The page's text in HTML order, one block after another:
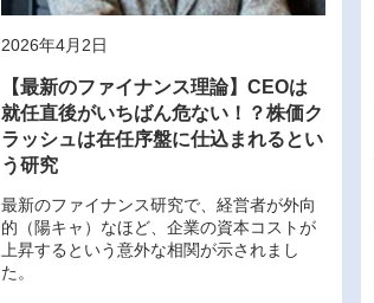
2026年4月2日
【最新のファイナンス理論】CEOは
就任直後がいちばん危ない！？株価ク
ラッシュは在任序盤に仕込まれるとい
う研究
最新のファイナンス研究で、経営者が外向
的（陽キャ）なほど、企業の資本コストが
上昇するという意外な相関が示されまし
た。